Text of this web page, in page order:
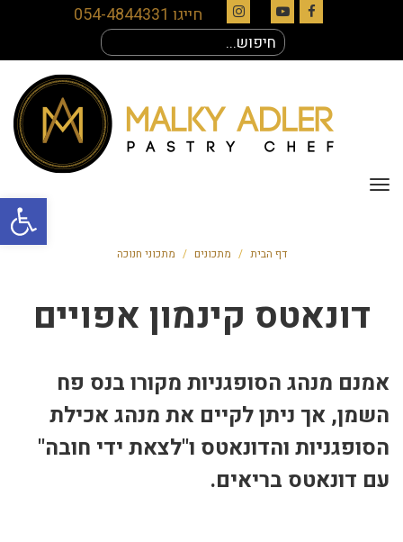
פתח
Facebook
YouTube
Instagram
חייגו 054-4844331
עבור:
תפריט
דף הבית / מתכונים / מתכוני חנוכה
דונאטס קינמון אפויים
אמנם מנהג הסופגניות מקורו בנס פח
השמן, אך ניתן לקיים את מנהג אכילת
הסופגניות והדונאטס ו"לצאת ידי חובה"
עם דונאטס בריאים.